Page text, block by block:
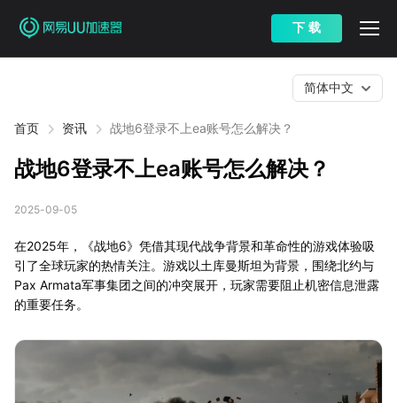
下 载
首页 资讯 战地6登录不上ea账号怎么解决？
简体中文
战地6登录不上ea账号怎么解决？
2025-09-05
在2025年，《战地6》凭借其现代战争背景和革命性的游戏体验吸
引了全球玩家的热情关注。游戏以土库曼斯坦为背景，围绕北约与
Pax Armata军事集团之间的冲突展开，玩家需要阻止机密信息泄露
的重要任务。